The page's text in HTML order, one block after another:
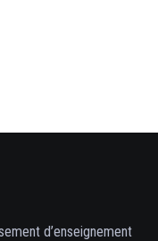
d’enseignement